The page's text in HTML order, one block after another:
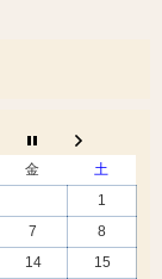
金
土
1
7
8
14
15